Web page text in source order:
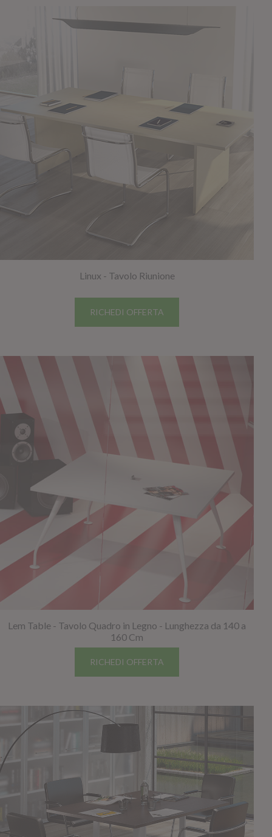
GIANO WOOD –
NAPEE –
Linux - Tavolo Riunione
RICHEDI OFFERTA
Lem Table - Tavolo Quadro in Legno - Lunghezza da 140 a
160 Cm
RICHEDI OFFERTA